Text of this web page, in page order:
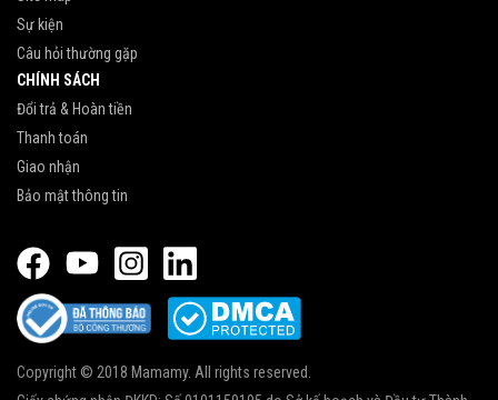
Sự kiện
Câu hỏi thường gặp
CHÍNH SÁCH
Đổi trả & Hoàn tiền
Thanh toán
Giao nhận
Bảo mật thông tin
Copyright © 2018 Mamamy. All rights reserved.